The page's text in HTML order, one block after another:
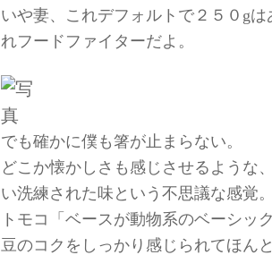
いや妻、これデフォルトで２５０g
れフードファイターだよ。
でも確かに僕も箸が止まらない。
どこか懐かしさも感じさせるような
い洗練された味という不思議な感覚
トモコ「ベースが動物系のベーシッ
豆のコクをしっかり感じられてほん